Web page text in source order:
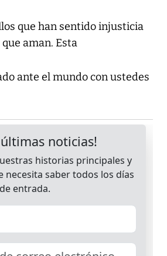
que han sentido injusticia
aman. Esta
ante el mundo con ustedes